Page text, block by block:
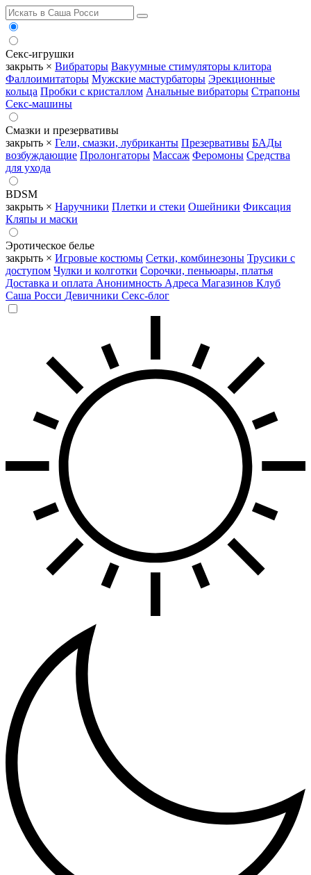
Секс-игрушки
закрыть × Вибраторы Вакуумные стимуляторы клитора
Фаллоимитаторы Мужские мастурбаторы Эрекционные
кольца Пробки с кристаллом Анальные вибраторы Страпоны
Секс-машины
Смазки и презервативы
закрыть × Гели, смазки, лубриканты Презервативы БАДы
возбуждающие Пролонгаторы Массаж Феромоны Средства
для ухода
BDSM
закрыть × Наручники Плетки и стеки Ошейники Фиксация
Кляпы и маски
Эротическое белье
закрыть × Игровые костюмы Сетки, комбинезоны Трусики с
доступом Чулки и колготки Сорочки, пеньюары, платья
Доставка и оплата Анонимность Адреса Магазинов Клуб
Саша Росси Девичники Секс-блог